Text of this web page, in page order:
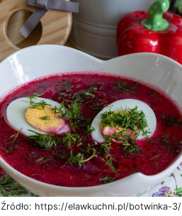
Źródło: https://elawkuchni.pl/botwinka-3/